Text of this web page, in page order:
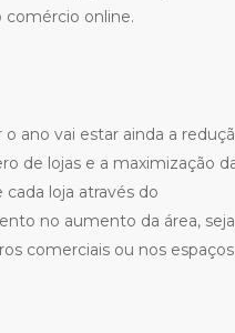
comércio online.
o ano vai estar ainda a
de lojas e a maximização
cada loja através do
no aumento da área, seja
comerciais ou nos